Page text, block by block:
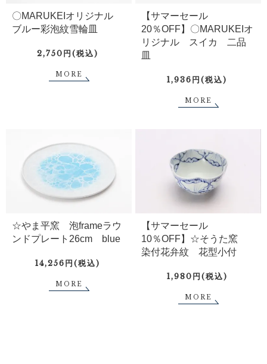
〇MARUKEIオリジナル
ブルー彩泡紋雪輪皿
2,750円(税込)
MORE
【サマーセール
20％OFF】〇MARUKEIオ
リジナル スイカ 二品
皿
1,936円(税込)
MORE
☆やま平窯 泡frameラウ
ンドプレート26cm blue
14,256円(税込)
MORE
【サマーセール
10％OFF】☆そうた窯
染付花弁紋 花型小付
1,980円(税込)
MORE